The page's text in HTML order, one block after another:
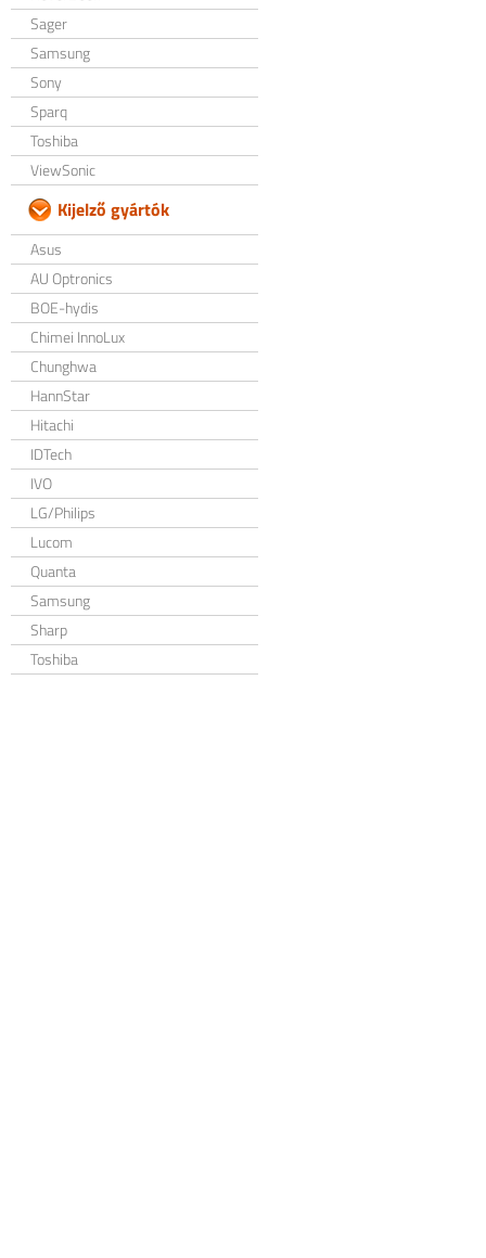
Sager
Samsung
Sony
Sparq
Toshiba
ViewSonic
Kijelző gyártók
Asus
AU Optronics
BOE-hydis
Chimei InnoLux
Chunghwa
HannStar
Hitachi
IDTech
IVO
LG/Philips
Lucom
Quanta
Samsung
Sharp
Toshiba